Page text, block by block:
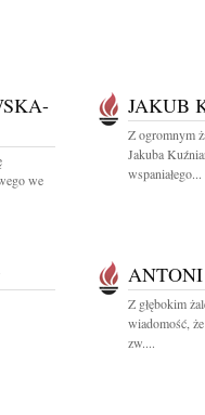
we
JAKUB
Z ogromnym
Jakuba
wspaniałego...
Z głębokim
wiadomość,
zw....